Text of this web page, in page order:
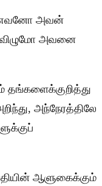
எவனோ அவன்
அவனை
தங்களைக்குறித்து
அந்நேரத்திலே
ஆளுகைக்கும்